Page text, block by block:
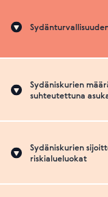
Sydäniskurien
suhteutettuna
Sydäniskurien
riskialueluokat